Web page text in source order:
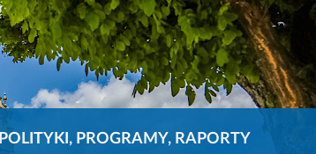
POLITYKI, PROGRAMY, RAPORTY